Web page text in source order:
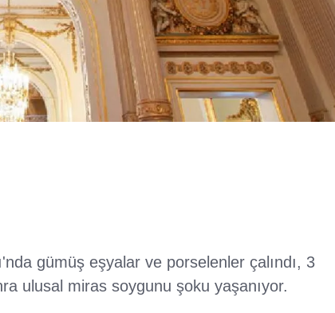
gümüş eşyalar ve porselenler çalındı, 3
ulusal miras soygunu şoku yaşanıyor.